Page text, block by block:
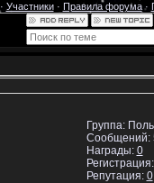
Участники· Правила форума·
Группа:
Сообщений:
Награды: 0
Репутация: 0